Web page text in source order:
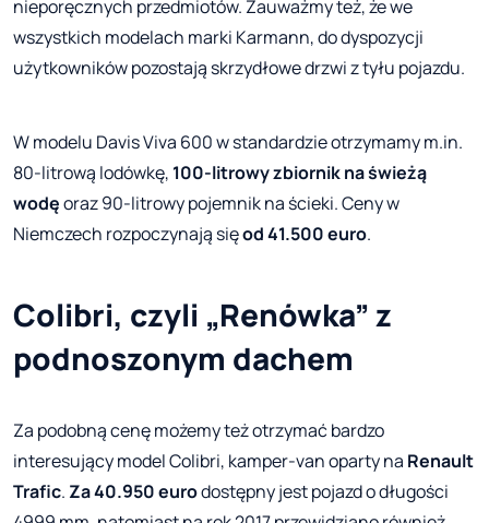
nieporęcznych przedmiotów. Zauważmy też, że we
wszystkich modelach marki Karmann, do dyspozycji
użytkowników pozostają skrzydłowe drzwi z tyłu pojazdu.
W modelu Davis Viva 600 w standardzie otrzymamy m.in.
80-litrową lodówkę, 100-litrowy zbiornik na świeżą
wodęoraz 90-litrowy pojemnik na ścieki. Ceny w
Niemczech rozpoczynają sięod 41.500 euro.
Colibri, czyli „Renówka” z
podnoszonym dachem
Za podobną cenę możemy też otrzymać bardzo
interesujący model Colibri, kamper-van oparty na Renault
Trafic. Za 40.950 eurodostępny jest pojazd o długości